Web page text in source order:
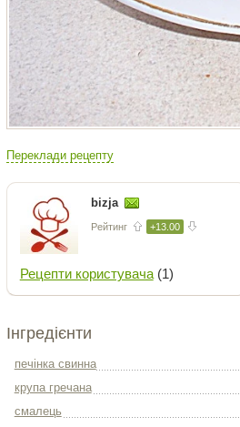
Переклади рецепту
bizja
Рейтинг +13.00
Рецепти користувача(1)
Інгредієнти
печінка свинна
крупа гречана
смалець